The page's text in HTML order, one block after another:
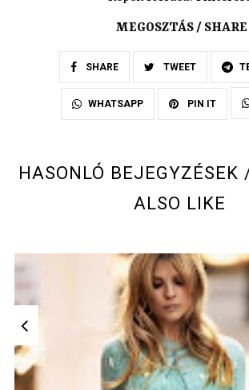
MEGOSZTÁS / SHARE
SHARE TWEET
WHATSAPP PIN IT
HASONLÓ BEJEGYZÉSEK
ALSO LIKE